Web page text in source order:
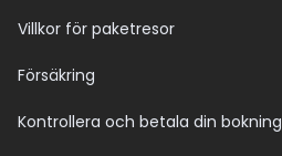
Villkor för paketresor
Försäkring
Kontrollera och betala din bokning